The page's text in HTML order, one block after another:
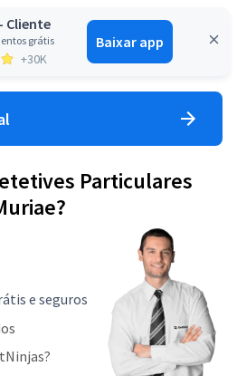
Cliente
grátis
+30K
Baixar app
Entrar
Particulares
e seguros